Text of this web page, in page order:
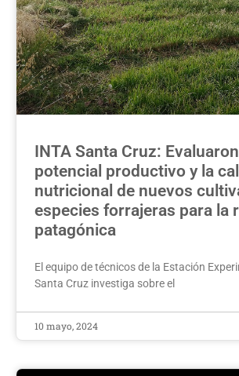
INTA Santa Cruz: Evaluaron
potencial productivo y la
nutricional de nuevos
especies forrajeras para la
patagónica
El equipo de técnicos de la Estación
Santa Cruz investiga sobre el
10 mayo, 2024